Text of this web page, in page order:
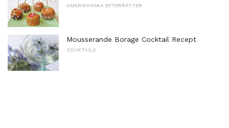
AMERIKANSKA EFTERRÄTTER
Mousserande Borage Cocktail Recept
COCKTAILS